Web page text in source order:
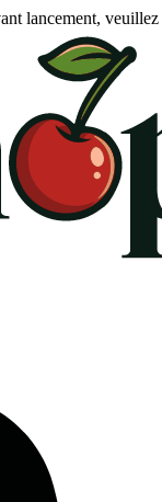
lancement, veuillez